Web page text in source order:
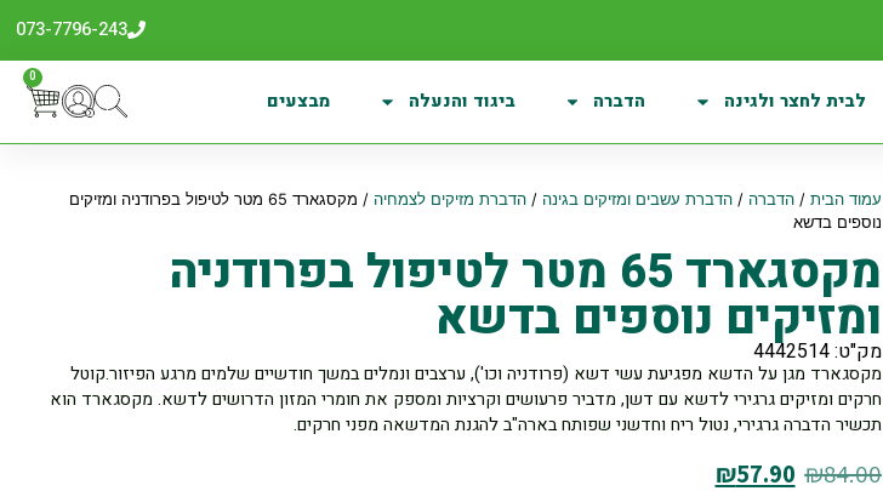
073-7796-243
לבית לחצר ולגינה הדברה ביגוד והנעלה מבצעים
0
עמוד הבית /הדברה /הדברת עשבים ומזיקים בגינה /הדברת מזיקים לצמחיה
/ מקסגארד 65 מטר לטיפול בפרודניה ומזיקים
נוספים בדשא
מקסגארד 65 מטר לטיפול בפרודניה
ומזיקים נוספים בדשא
מק"ט: 4442514
מקסגארד מגן על הדשא מפגיעת עשי דשא (פרודניה וכו'), ערצבים ונמלים במשך חודשיים שלמים מרגע הפיזור.קוטל
חרקים ומזיקים גרגירי לדשא עם דשן, מדביר פרעושים וקרציות ומספק את חומרי המזון הדרושים לדשא. מקסגארד הוא
תכשיר הדברה גרגירי, נטול ריח וחדשני שפותח בארה"ב להגנת המדשאה מפני חרקים.
₪84.00
₪57.90